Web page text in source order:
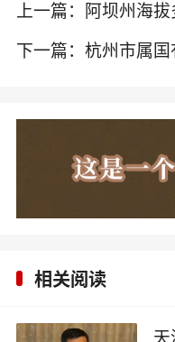
上一篇： 阿坝州海
下一篇： 杭州市属
相关阅读